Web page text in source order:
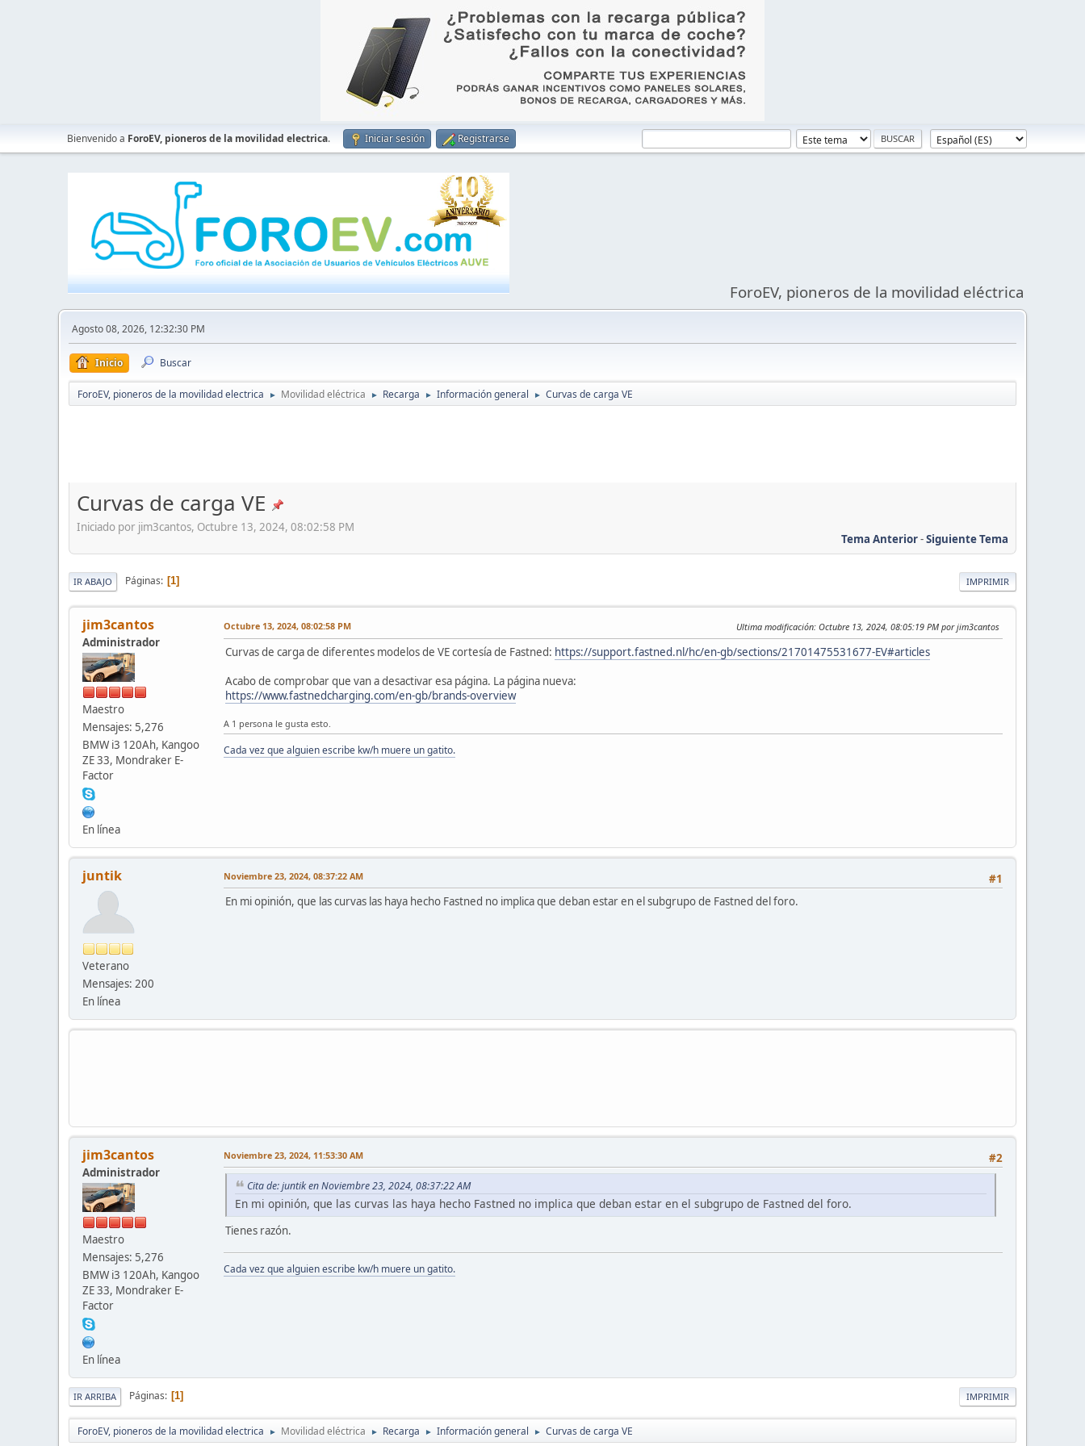
Bienvenido a ForoEV, pioneros de la movilidad electrica. Iniciar sesión Registrarse
ForoEV, pioneros de la movilidad eléctrica
Agosto 08, 2026, 12:32:30 PM
Inicio Buscar
ForoEV, pioneros de la movilidad electrica ► Movilidad eléctrica ► Recarga ► Información general ► Curvas de carga VE
Curvas de carga VE
Iniciado por jim3cantos, Octubre 13, 2024, 08:02:58 PM
Tema Anterior-Siguiente Tema
IMPRIMIR
IR ABAJO Páginas 1
jim3cantos
Administrador
Maestro
Mensajes: 5,276
BMW i3 120Ah, Kangoo
ZE 33, Mondraker E-
Factor
En línea
Octubre 13, 2024, 08:02:58 PM Ultima modificación: Octubre 13, 2024, 08:05:19 PM por jim3cantos
Curvas de carga de diferentes modelos de VE cortesía de Fastned: https://support.fastned.nl/hc/en-gb/sections/21701475531677-EV#articles
Acabo de comprobar que van a desactivar esa página. La página nueva:
https://www.fastnedcharging.com/en-gb/brands-overview
A 1 persona le gusta esto.
Cada vez que alguien escribe kw/h muere un gatito.
juntik
Veterano
Mensajes: 200
En línea
#1
Noviembre 23, 2024, 08:37:22 AM
En mi opinión, que las curvas las haya hecho Fastned no implica que deban estar en el subgrupo de Fastned del foro.
jim3cantos
Administrador
Maestro
Mensajes: 5,276
BMW i3 120Ah, Kangoo
ZE 33, Mondraker E-
Factor
En línea
#2
Noviembre 23, 2024, 11:53:30 AM
Cita de: juntik en Noviembre 23, 2024, 08:37:22 AM
En mi opinión, que las curvas las haya hecho Fastned no implica que deban estar en el subgrupo de Fastned del foro.
Tienes razón.
Cada vez que alguien escribe kw/h muere un gatito.
IMPRIMIR
IR ARRIBA Páginas 1
ForoEV, pioneros de la movilidad electrica ► Movilidad eléctrica ► Recarga ► Información general ► Curvas de carga VE